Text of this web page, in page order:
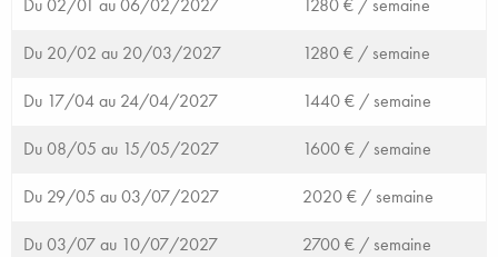
Du 02/01 au 06/02/2027 1280 € /semaine
Du 20/02 au 20/03/2027 1280 € /semaine
Du 17/04 au 24/04/2027 1440 € /semaine
Du 08/05 au 15/05/2027 1600 € /semaine
Du 29/05 au 03/07/2027 2020 € /semaine
Du 03/07 au 10/07/2027 2700 € /semaine